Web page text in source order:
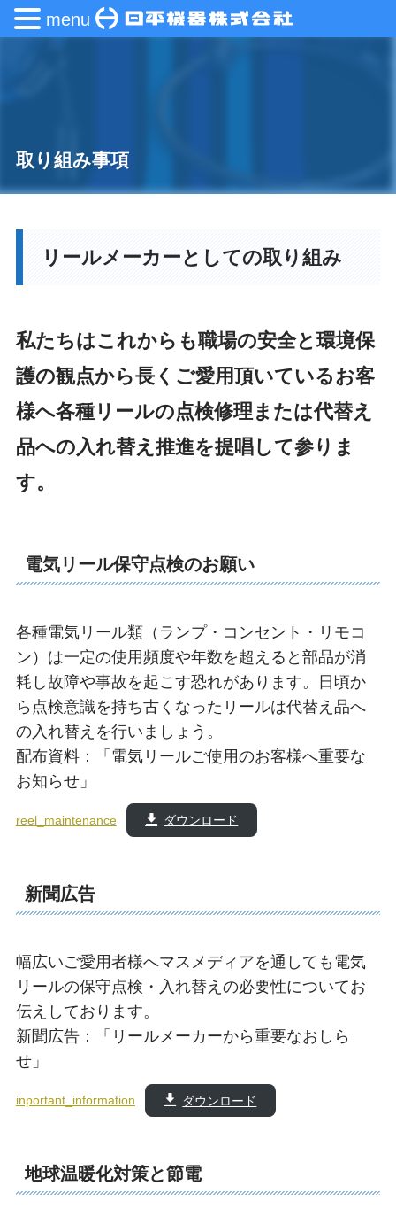
取り組み事項
リールメーカーとしての取り組み
私たちはこれからも職場の安全と環境保
護の観点から長くご愛用頂いているお客
様へ各種リールの点検修理または代替え
品への入れ替え推進を提唱して参りま
す。
電気リール保守点検のお願い
各種電気リール類（ランプ・コンセント・リモコ
ン）は一定の使用頻度や年数を超えると部品が消
耗し故障や事故を起こす恐れがあります。日頃か
ら点検意識を持ち古くなったリールは代替え品へ
の入れ替えを行いましょう。
配布資料：「電気リールご使用のお客様へ重要な
お知らせ」
reel_maintenance ダウンロード
新聞広告
幅広いご愛用者様へマスメディアを通しても電気
リールの保守点検・入れ替えの必要性についてお
伝えしております。
新聞広告：「リールメーカーから重要なおしら
せ」
inportant_information ダウンロード
地球温暖化対策と節電
menu